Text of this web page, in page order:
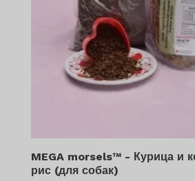
MEGA morsels™ - Курица и
рис (для собак)